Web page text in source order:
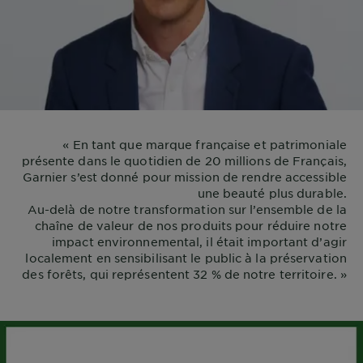
« En tant que marque française et patrimoniale
présente dans le quotidien de 20 millions de Français,
Garnier s’est donné pour mission de rendre accessible
une beauté plus durable.
Au-delà de notre transformation sur l’ensemble de la
chaîne de valeur de nos produits pour réduire notre
impact environnemental, il était important d’agir
localement en sensibilisant le public à la préservation
des forêts, qui représentent 32 % de notre territoire. »